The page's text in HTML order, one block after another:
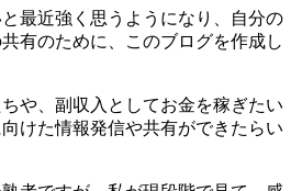
最近強く思うようになり、自分の
有のために、このブログを作成し
や、副収入としてお金を稼ぎたい
けた情報発信や共有ができたらい